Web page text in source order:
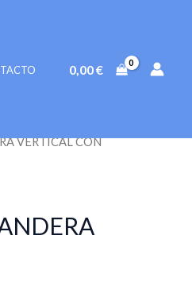
0,00€
VERTICAL CON